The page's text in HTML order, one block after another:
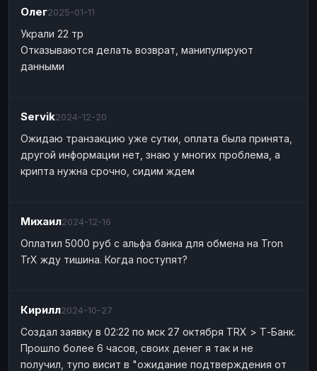
Олег2025-01-11
Украли 22 тр
Отказываются делать возврат, манипулируют
данными
Servik2024-12-20
Ожидаю транзакцию уже сутки, оплата была принята,
другой информации нет, знаю у многих проблема, а
крипта нужна срочно, сидим ждем
Михаил2024-12-16
Оплатил 5000 руб с альфа банка для обмена на Tron
TrX жду тишина. Когда поступят?
Кирилл2024-10-27
Создал заявку в 02:22 по мск 27 октября TRX > Т-Банк.
Прошло более 6 часов, своих денег я так и не
получил, тупо висит в "ожидание подтверждения от